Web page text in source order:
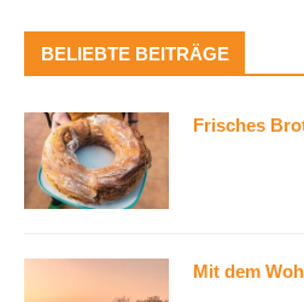
BELIEBTE BEITRÄGE
Frisches
Mit dem